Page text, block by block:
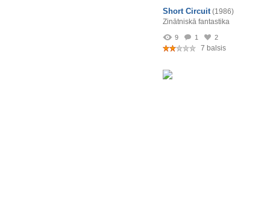
Short Circuit (1986)
Zinātniskā fantastika
9 1 2
7 balsis